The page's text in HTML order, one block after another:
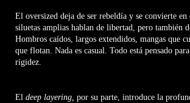
El oversized deja de ser rebeldía y se convierte en
siluetas amplias hablan de libertad, pero también
Hombros caídos, largos extendidos, mangas que
que flotan. Nada es casual. Todo está pensado
rigidez.
El deep layering, por su parte, introduce la